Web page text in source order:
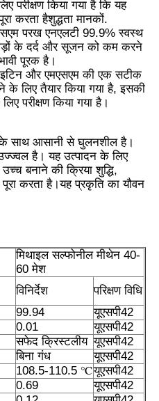
परीक्षण किया गया है कि यह
करता हैशुद्धता मानकों.
परख एनएलटी 99.9% स्वस्थ
के दर्द और सूजन को कम करने
पूरक है।
और एमएसएम की एक सटीक
लिए तैयार किया गया है, इसकी
परीक्षण किया गया है।
साथ आसानी से घुलनशील है।
है। यह उत्पादन के लिए
बनाने की क्रिया शुद्धि,
करता है।यह प्रकृति का यौवन
मिथाइल सल्फोनील मीथेन 40-
60 मेश
विनिर्देश
परिक्षण विधि
99.94
यूएसपी42
0.01
यूएसपी42
सफेद क्रिस्टलीय यूएसपी42
बिना गंध
यूएसपी42
108.5-110.5 ℃यूएसपी42
0.69
यूएसपी42